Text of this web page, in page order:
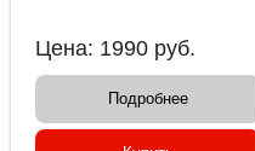
Цена: 1990 руб.
Подробнее